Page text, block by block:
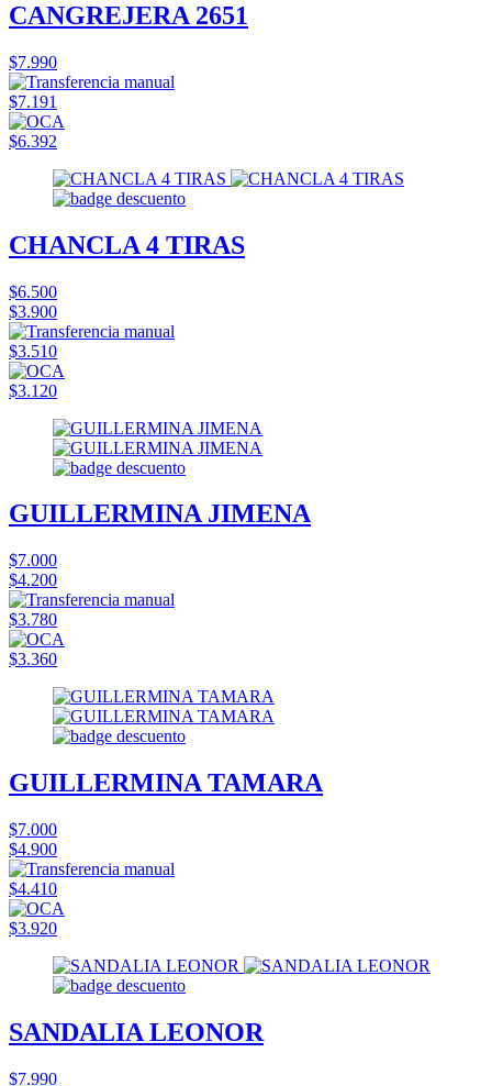
CANGREJERA 2651
$7.990
$7.191
$6.392
CHANCLA 4 TIRAS
$6.500
$3.900
$3.510
$3.120
GUILLERMINA JIMENA
$7.000
$4.200
$3.780
$3.360
GUILLERMINA TAMARA
$7.000
$4.900
$4.410
$3.920
SANDALIA LEONOR
$7.990